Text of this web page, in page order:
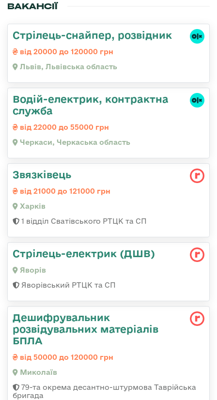
ВАКАНСІЇ
Стрілець-снайпер, розвідник
від 20000 до 120000 грн
Львів, Львівська область
Водій-електрик, контрактна
служба
від 22000 до 55000 грн
Черкаси, Черкаська область
Звязківець
від 21000 до 121000 грн
Харків
1 відділ Сватівського РТЦК та СП
Стрілець-електрик (ДШВ)
Яворів
Яворівський РТЦК та СП
Дешифрувальник
розвідувальних матеріалів
БПЛА
від 50000 до 120000 грн
Миколаїв
79-та окрема десантно-штурмова Таврійська
бригада